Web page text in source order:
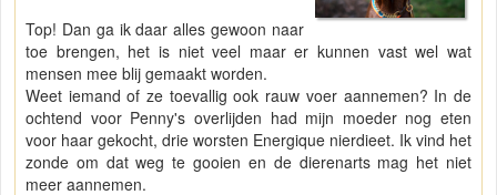
Top! Dan ga ik daar alles gewoon naar
toe brengen, het is niet veel maar er kunnen vast wel wat
mensen mee blij gemaakt worden.
Weet iemand of ze toevallig ook rauw voer aannemen? In de
ochtend voor Penny's overlijden had mijn moeder nog eten
voor haar gekocht, drie worsten Energique nierdieet. Ik vind het
zonde om dat weg te gooien en de dierenarts mag het niet
meer aannemen.